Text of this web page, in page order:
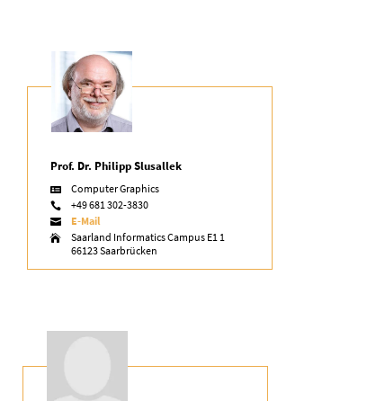
Prof. Dr. Philipp Slusallek
 Computer Graphics
 +49 681 302-3830
 E-Mail

Saarland Informatics Campus E1 1
66123 Saarbrücken